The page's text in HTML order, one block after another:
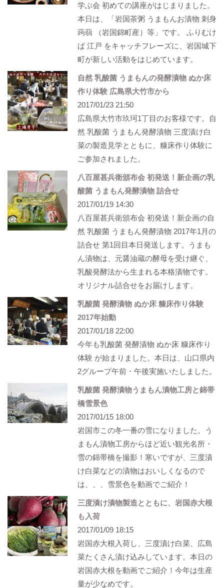
学ぶ会 初めての講座がはじまりました。
本日は、「岩国茶粥 うまもんお漬物 刺身
蒟蒻 （岩国錦町産）等」です。 ふりむけ
ば 江戸 をキャッチフレーズに、岩国城下
町が新しい活動をはじめています。
自然 乳酸菌 うまもんの発酵漬物​ ぬか床
作り体験 広島県大竹市から
2017/01/23 21:50
広島県大竹市玖珂1丁目のお客様です。自
然 乳酸菌 うまもん発酵漬物 三度漬け白
菜の製造見学とともに、糠床作り体験に
ご参加されました。
八百屋甚兵衛頒布会 初発送！新企画の乳
酸菌 うまもん発酵漬物 詰合せ
2017/01/19 14:30
八百屋甚兵衛頒布会 初発送！新企画の自
然 乳酸菌 うまもん発酵漬物 2017年1月の
詰合せ 第1回目本日発送します。うまも
ん漬物は、元醤油蔵の酵母を受け継ぐ、
乳酸発酵法から生まれる本格漬物です。
オリジナル詰合せをお届けします。
乳酸菌 発酵漬物 ぬか床 糠床作り体験
2017年始動
2017/01/18 22:00
今年も乳酸菌 発酵漬物 ぬか床 糠床作り
体験 が始まりました。本日は、山口県内
2グループ午前・午後実施いたしました。
乳酸菌 発酵漬物うまもん漬物工房と錦帯
橋雪景色
2017/01/15 18:00
岩国市この冬一番の雪になりました。う
まもん漬物工房からほど近い観光名所・
雪の錦帯橋を撮影！寒いですが、三度漬
け白菜などの漬物はおいしくなるので
は、、、雪景色を動画でご紹介！
三度漬け漬物製造とともに、岩国赤大根
も入荷
2017/01/09 18:15
岩国赤大根入荷し、三度漬け白菜、広島
菜たくさん漬け込みしています。本日の
岩国赤大根を動画でご紹介！今年は生産
量が少なめです。